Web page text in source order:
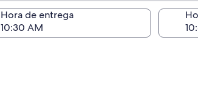
Devolución (igual a la entrega)
Hora de entrega